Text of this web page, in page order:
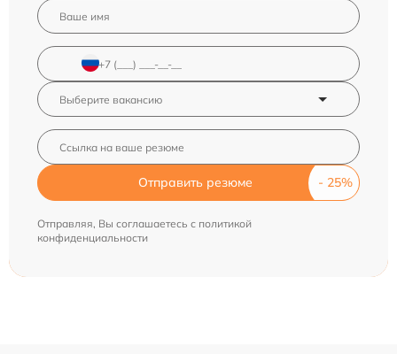
Отправить резюме
Отправляя, Вы соглашаетесь с политикой
конфиденциальности